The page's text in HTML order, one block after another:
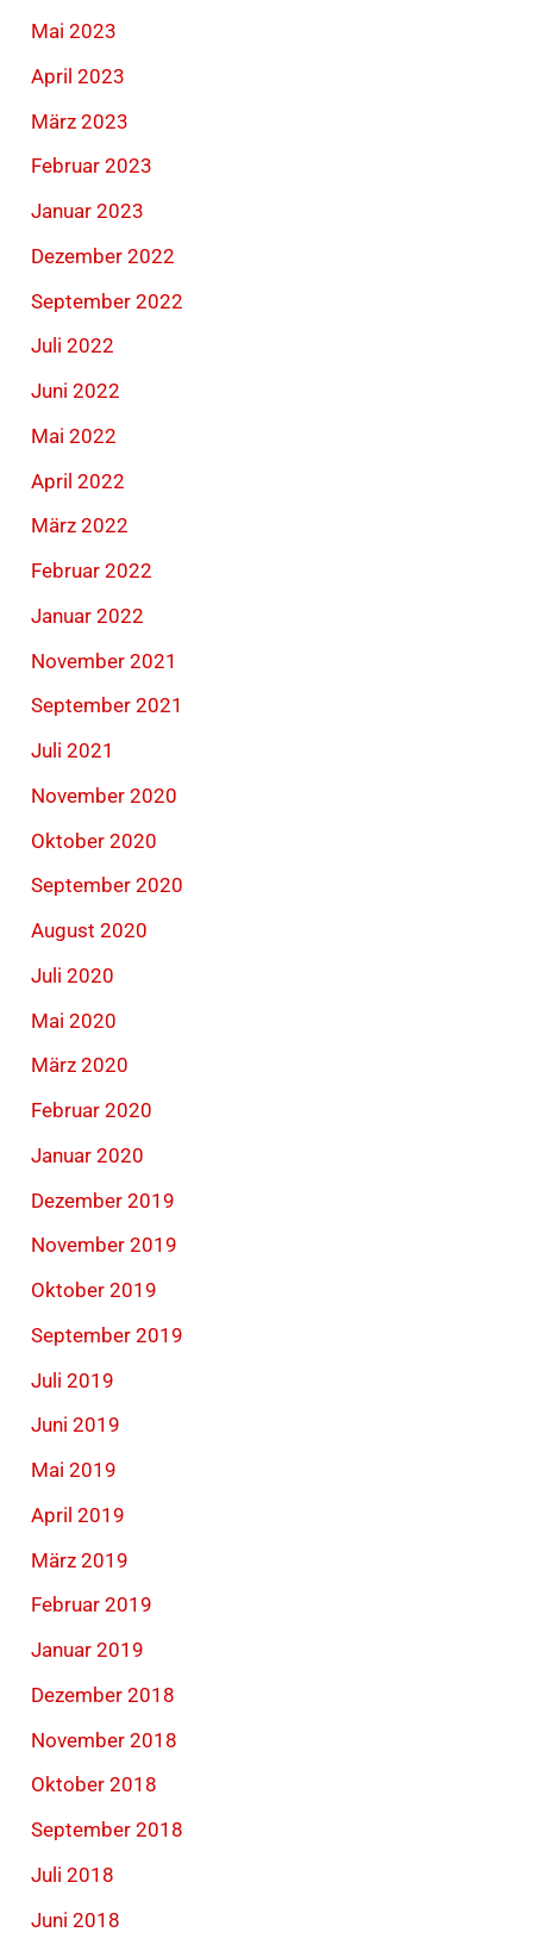
Mai 2023
April 2023
März 2023
Februar 2023
Januar 2023
Dezember 2022
September 2022
Juli 2022
Juni 2022
Mai 2022
April 2022
März 2022
Februar 2022
Januar 2022
November 2021
September 2021
Juli 2021
November 2020
Oktober 2020
September 2020
August 2020
Juli 2020
Mai 2020
März 2020
Februar 2020
Januar 2020
Dezember 2019
November 2019
Oktober 2019
September 2019
Juli 2019
Juni 2019
Mai 2019
April 2019
März 2019
Februar 2019
Januar 2019
Dezember 2018
November 2018
Oktober 2018
September 2018
Juli 2018
Juni 2018